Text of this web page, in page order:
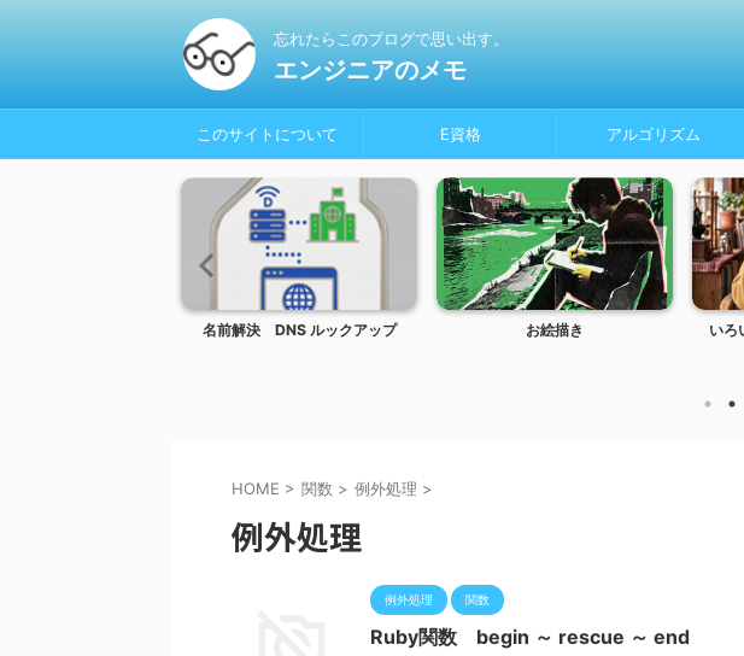
忘れたらこのブログで思い出す。
エンジニアのメモ
このサイトについて E資格 アルゴリズム
名前解決 DNS ルックアップ お絵描き
いろ
HOME > 関数 > 例外処理 >
例外処理
例外処理 関数
Ruby関数 begin ～ rescue ～ end